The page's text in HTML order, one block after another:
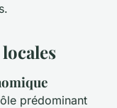
prédominant